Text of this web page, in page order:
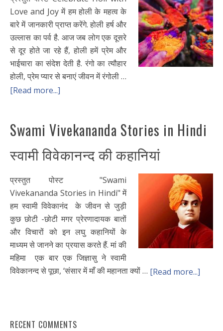
Love and Joy में हम होली के महत्व के
बारे में जानकारी प्राप्त करेंगे. होली हर्ष और
उल्लास का पर्व है. आज जब लोग एक दूसरे
से दूर होते जा रहे हैं, होली हमें प्रेम और
भाईचारा का संदेश देती है. रंगो का त्यौहार
होली, प्रेम प्यार से बनाएं जीवन में रंगोली …
[Read more...]
Swami Vivekananda Stories in Hindi
स्वामी विवेकानन्द की कहानियां
प्रस्तुत पोस्ट "Swami
Vivekananda Stories in Hindi" में
हम स्वामी विवेकानंद के जीवन से जुड़ी
कुछ छोटी -छोटी मगर प्रेरणादायक बातों
और विचारों को इन लघु कहानियों के
माध्यम से जानने का प्रयास करते हैं. मां की
महिमा एक बार एक जिज्ञासु ने स्वामी
विवेकानन्द से पूछा, ‘संसार में माँ की महानता क्यों … [Read more...]
RECENT COMMENTS